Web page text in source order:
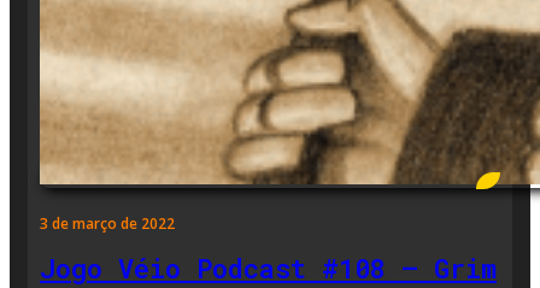
3 de março de 2022
Jogo Véio Podcast #108 – Grim